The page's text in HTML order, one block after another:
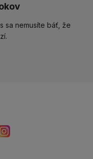
sa nemusíte báť, že